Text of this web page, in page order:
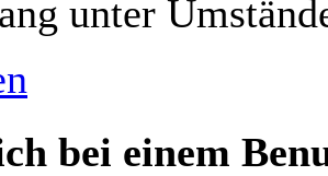
unter
bei einem